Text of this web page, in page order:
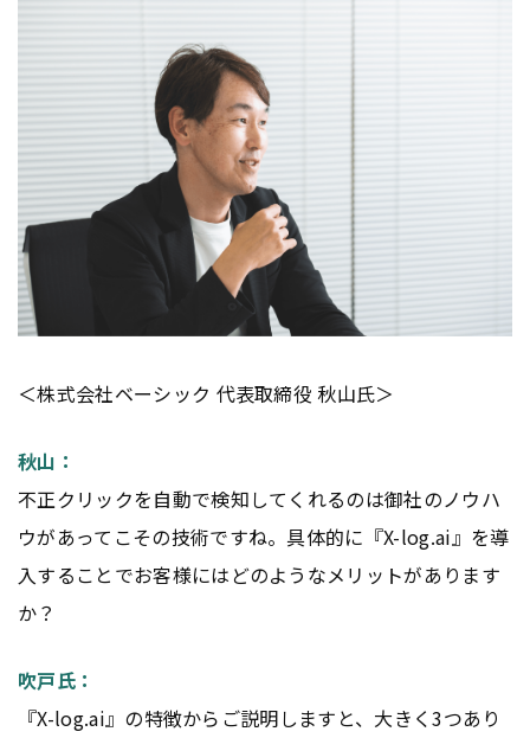
＜株式会社ベーシック 代表取締役 秋山氏＞
秋山：
不正クリックを自動で検知してくれるのは御社のノウハ
ウがあってこその技術ですね。具体的に『X-log.ai』を導
入することでお客様にはどのようなメリットがあります
か？
吹戸氏：
『X-log.ai』の特徴からご説明しますと、大きく3つあり